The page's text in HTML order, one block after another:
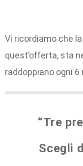
Vi ricordiamo che
quest’offerta, sta
raddoppiano ogni 6
“Tre
Scegli